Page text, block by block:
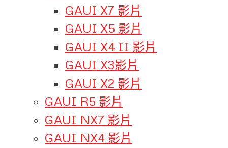
GAUI X7 影片
GAUI X5 影片
GAUI X4 II 影片
GAUI X3影片
GAUI X2 影片
GAUI R5 影片
GAUI NX7 影片
GAUI NX4 影片